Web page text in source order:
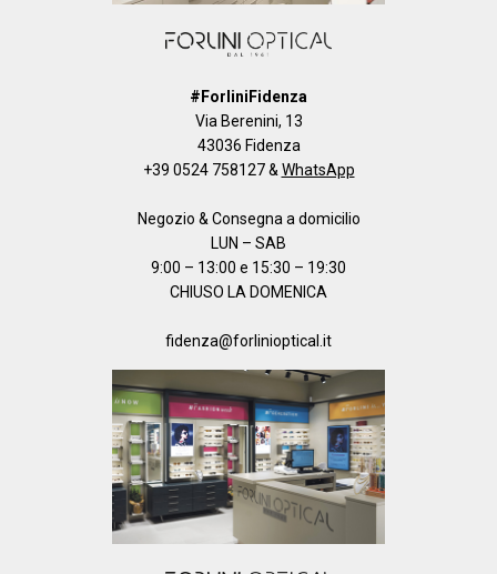
#ForliniFidenza
Via Berenini, 13
43036 Fidenza
+39 0524 758127& WhatsApp
Negozio & Consegna a domicilio
LUN – SAB
9:00 – 13:00 e 15:30 – 19:30
CHIUSO LA DOMENICA
fidenza@forlinioptical.it